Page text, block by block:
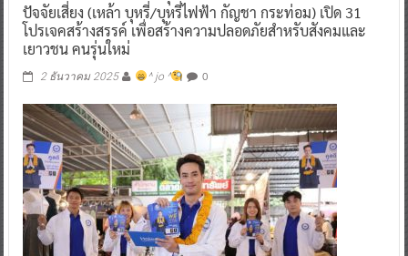
ปัจจัยเสี่ยง (เหล้า บุหรี่/บุหรี่ไฟฟ้า กัญชา กระท่อม) เปิด 31
โปรเจคสร้างสรรค์ เพื่อสร้างความปลอดภัยสำหรับสังคมและ
เยาวชน คนรุ่นใหม่
2 ธันวาคม 2025 ^ jo ^ 0